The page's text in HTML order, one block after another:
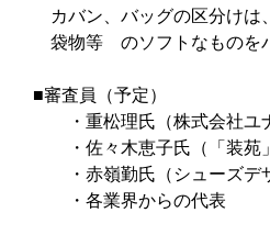
カバン、バッグの区分けは
袋物等 のソフトなものを
■審査員（予定）
・重松理氏（株式会社ユナ
・佐々木恵子氏（「装苑」
・赤嶺勤氏（シューズデザ
・各業界からの代表